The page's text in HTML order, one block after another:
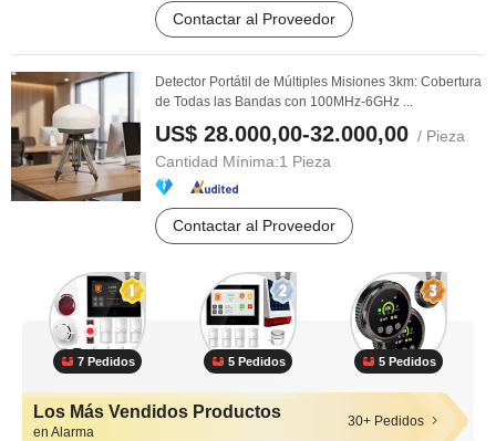
Contactar al Proveedor
Detector Portátil de Múltiples Misiones 3km: Cobertura
de Todas las Bandas con 100MHz-6GHz ...
US$ 28.000,00-32.000,00 / Pieza
Cantidad Mínima:1 Pieza
Contactar al Proveedor
7 Pedidos 5 Pedidos 5 Pedidos
Los Más Vendidos Productos
en Alarma
30+ Pedidos